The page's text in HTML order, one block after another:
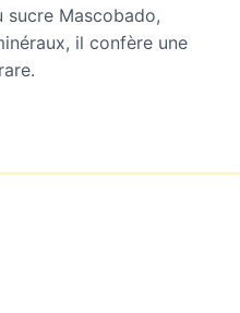
sucre Mascobado,
il confère une